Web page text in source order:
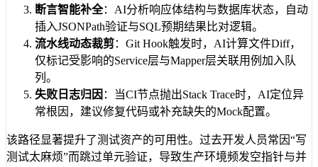
断言智能补全：AI分析响应体结构与数据库状态，自动
插入JSONPath验证与SQL预期结果比对逻辑。
流水线动态裁剪：Git Hook触发时，AI计算文件Diff，
仅标记受影响的Service层与Mapper层关联用例加入队
列。
失败日志归因 ：当CI节点抛出Stack Trace时，AI定位异
常根因，建议修复代码或补充缺失的Mock配置。
该路径显著提升了测试资产的可用性。过去开发人员常因“写
测试太麻烦”而跳过单元验证，导致生产环境频发空指针与并